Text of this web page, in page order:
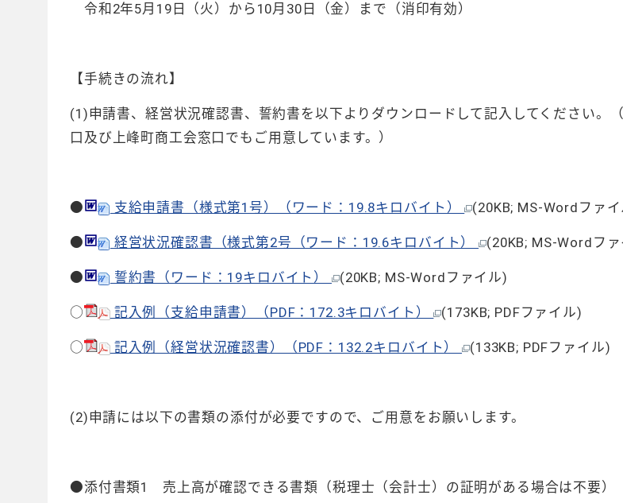
令和2年5月19日（火）から10月30日（金）まで（消印有効）
【手続きの流れ】
(1)申請書、経営状況確認書、誓約書を以下よりダウンロードして記入してください。
口及び上峰町商工会窓口でもご用意しています。）
● 支給申請書（様式第1号）（ワード：19.8キロバイト） (20KB; MS-Wordファ
● 経営状況確認書（様式第2号（ワード：19.6キロバイト） (20KB; MS-Wordファ
● 誓約書（ワード：19キロバイト） (20KB; MS-Wordファイル)
○ 記入例（支給申請書）（PDF：172.3キロバイト） (173KB; PDFファイル)
○ 記入例（経営状況確認書）（PDF：132.2キロバイト） (133KB; PDFファイル)
(2)申請には以下の書類の添付が必要ですので、ご用意をお願いします。
●添付書類1 売上高が確認できる書類（税理士（会計士）の証明がある場合は不要）